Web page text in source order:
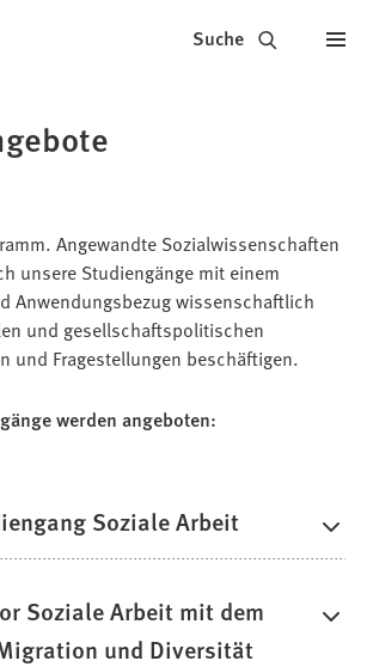
Suche
Angewandte Sozialwissenschaften
unsere Studiengänge mit einem
Anwendungsbezug wissenschaftlich
und gesellschaftspolitischen
und Fragestellungen beschäftigen.
werden angeboten:
Soziale Arbeit
Soziale Arbeit mit dem
und Diversität